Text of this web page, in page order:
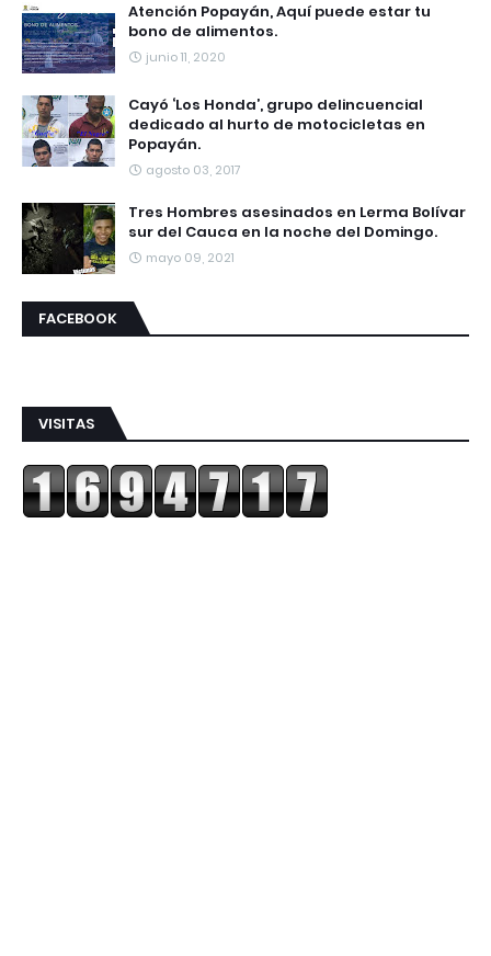
Atención Popayán, Aquí puede estar tu
bono de alimentos.
junio 11, 2020
Cayó ‘Los Honda’, grupo delincuencial
dedicado al hurto de motocicletas en
Popayán.
agosto 03, 2017
Tres Hombres asesinados en Lerma Bolívar
sur del Cauca en la noche del Domingo.
mayo 09, 2021
FACEBOOK
VISITAS